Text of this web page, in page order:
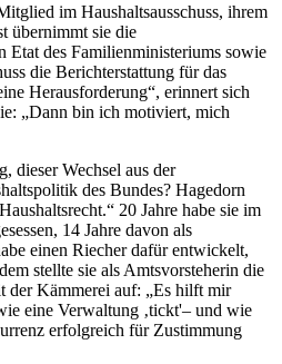
im Haushaltsausschuss, ihrem
übernimmt sie die
Etat des Familienministeriums sowie
die Berichterstattung für das
Herausforderung“, erinnert sich
„Dann bin ich motiviert, mich
dieser Wechsel aus der
des Bundes? Hagedorn
20 Jahre habe sie im
14 Jahre davon als
einen Riecher dafür entwickelt,
stellte sie als Amtsvorsteherin die
der Kämmerei auf: „Es hilft mir
eine Verwaltung ‚tickt'– und wie
erfolgreich für Zustimmung